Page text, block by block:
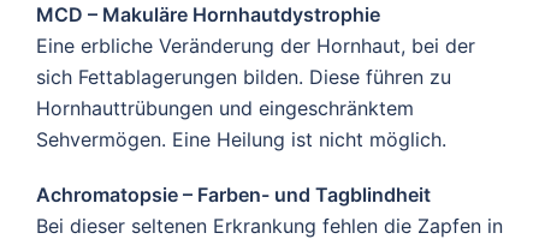
MCD – Makuläre Hornhautdystrophie
Eine erbliche Veränderung der Hornhaut, bei der
sich Fettablagerungen bilden. Diese führen zu
Hornhauttrübungen und eingeschränktem
Sehvermögen. Eine Heilung ist nicht möglich.
Achromatopsie – Farben- und Tagblindheit
Bei dieser seltenen Erkrankung fehlen die Zapfen in